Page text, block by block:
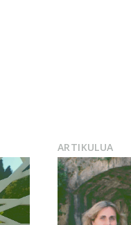
ARTIKULUA